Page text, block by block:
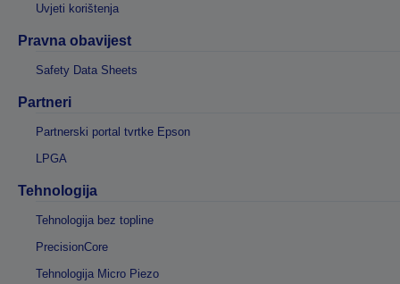
Uvjeti korištenja
Pravna obavijest
Safety Data Sheets
Partneri
Partnerski portal tvrtke Epson
LPGA
Tehnologija
Tehnologija bez topline
PrecisionCore
Tehnologija Micro Piezo